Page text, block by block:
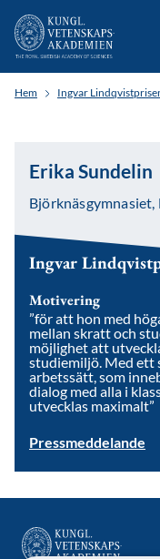
Hem Ingvar
Erika Sundelin
Björknäsgymnasiet,
Ingvar
Motivering
”för att hon med
mellan skratt och
möjlighet att
studiemiljö. Med
arbetssätt, som
dialog med alla i
utvecklas maximalt”
Pressmeddelande